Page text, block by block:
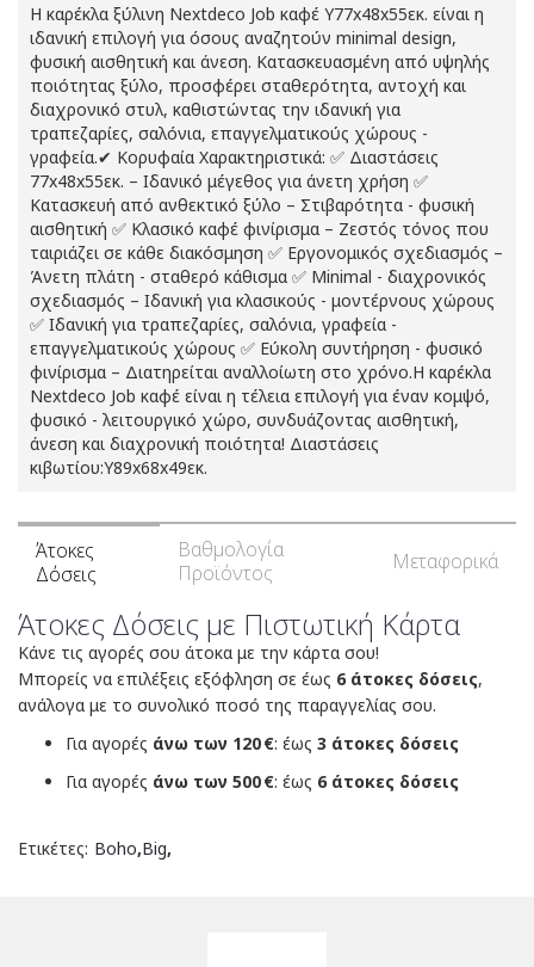
Η καρέκλα ξύλινη Nextdeco Job καφέ Υ77x48x55εκ. είναι η
ιδανική επιλογή για όσους αναζητούν minimal design,
φυσική αισθητική και άνεση. Κατασκευασμένη από υψηλής
ποιότητας ξύλο, προσφέρει σταθερότητα, αντοχή και
διαχρονικό στυλ, καθιστώντας την ιδανική για
τραπεζαρίες, σαλόνια, επαγγελματικούς χώρους -
γραφεία.✔ Κορυφαία Χαρακτηριστικά: ✅ Διαστάσεις
77x48x55εκ. – Ιδανικό μέγεθος για άνετη χρήση ✅
Κατασκευή από ανθεκτικό ξύλο – Στιβαρότητα - φυσική
αισθητική ✅ Κλασικό καφέ φινίρισμα – Ζεστός τόνος που
ταιριάζει σε κάθε διακόσμηση ✅ Εργονομικός σχεδιασμός –
Άνετη πλάτη - σταθερό κάθισμα ✅ Minimal - διαχρονικός
σχεδιασμός – Ιδανική για κλασικούς - μοντέρνους χώρους
✅ Ιδανική για τραπεζαρίες, σαλόνια, γραφεία -
επαγγελματικούς χώρους ✅ Εύκολη συντήρηση - φυσικό
φινίρισμα – Διατηρείται αναλλοίωτη στο χρόνο.Η καρέκλα
Nextdeco Job καφέ είναι η τέλεια επιλογή για έναν κομψό,
φυσικό - λειτουργικό χώρο, συνδυάζοντας αισθητική,
άνεση και διαχρονική ποιότητα! Διαστάσεις
κιβωτίου:Υ89x68x49εκ.
Άτοκες
Δόσεις
Βαθμολογία
Προϊόντος
Μεταφορικά
Άτοκες Δόσεις με Πιστωτική Κάρτα
Κάνε τις αγορές σου άτοκα με την κάρτα σου!
Μπορείς να επιλέξεις εξόφληση σε έως 6 άτοκες δόσεις,
ανάλογα με το συνολικό ποσό της παραγγελίας σου.
Για αγορές άνω των 120 €: έως 3 άτοκες δόσεις
Για αγορές άνω των 500 €: έως 6 άτοκες δόσεις
Ετικέτες: Boho,Big,